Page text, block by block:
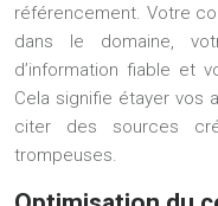
référencement. Votre
dans le domaine,
d’information fiable et
Cela signifie étayer vos
citer des sources
trompeuses.